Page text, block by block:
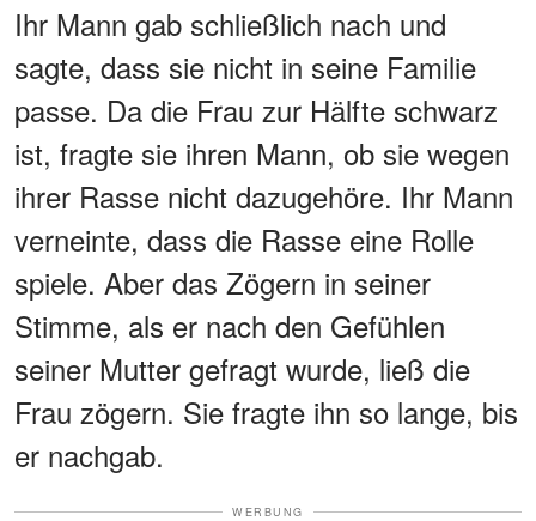
Ihr Mann gab schließlich nach und
sagte, dass sie nicht in seine Familie
passe. Da die Frau zur Hälfte schwarz
ist, fragte sie ihren Mann, ob sie wegen
ihrer Rasse nicht dazugehöre. Ihr Mann
verneinte, dass die Rasse eine Rolle
spiele. Aber das Zögern in seiner
Stimme, als er nach den Gefühlen
seiner Mutter gefragt wurde, ließ die
Frau zögern. Sie fragte ihn so lange, bis
er nachgab.
WERBUNG